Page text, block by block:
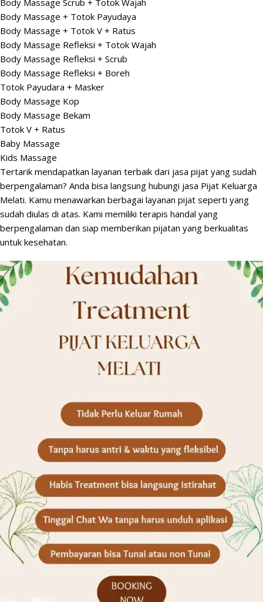
Body Massage Scrub + Totok Wajah
Body Massage + Totok Payudaya
Body Massage + Totok V + Ratus
Body Massage Refleksi + Totok Wajah
Body Massage Refleksi + Scrub
Body Massage Refleksi + Boreh
Totok Payudara + Masker
Body Massage Kop
Body Massage Bekam
Totok V + Ratus
Baby Massage
Kids Massage
Tertarik mendapatkan layanan terbaik dari jasa pijat yang sudah
berpengalaman? Anda bisa langsung hubungi jasa Pijat Keluarga
Melati. Kamu menawarkan berbagai layanan pijat seperti yang
sudah diulas di atas. Kami memiliki terapis handal yang
berpengalaman dan siap memberikan pijatan yang berkualitas
untuk kesehatan.